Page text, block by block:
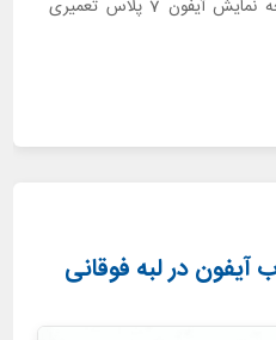
ساکشن کاپ را از روی صفحه نمایش آیفون 7 پلاس تعمیری